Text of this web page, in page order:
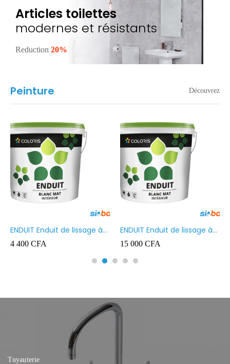
Articles toilettes
modernes et résistants
Reduction 20%
Peinture Découvrez
ENDUIT Enduit de lissage à
base d’émulsion en phase
aqueuse 5kg
4 400 CFA
ENDUIT Enduit de lissage à
base d’émulsion en phase
aqueuse 20kg
15 000 CFA
Tuyauterie